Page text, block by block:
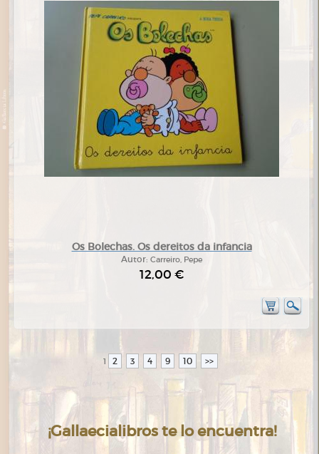
Os Bolechas. Os dereitos da infancia
Autor: Carreiro, Pepe
12,00 €
1 2 3 4 9 10 >>
¡Gallaecialibros te lo encuentra!